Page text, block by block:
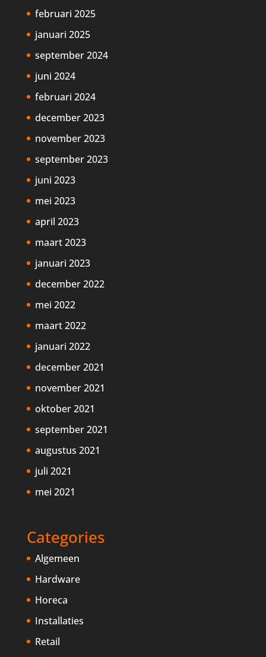
februari 2025
januari 2025
september 2024
juni 2024
februari 2024
december 2023
november 2023
september 2023
juni 2023
mei 2023
april 2023
maart 2023
januari 2023
december 2022
mei 2022
maart 2022
januari 2022
december 2021
november 2021
oktober 2021
september 2021
augustus 2021
juli 2021
mei 2021
Categories
Algemeen
Hardware
Horeca
Installaties
Retail